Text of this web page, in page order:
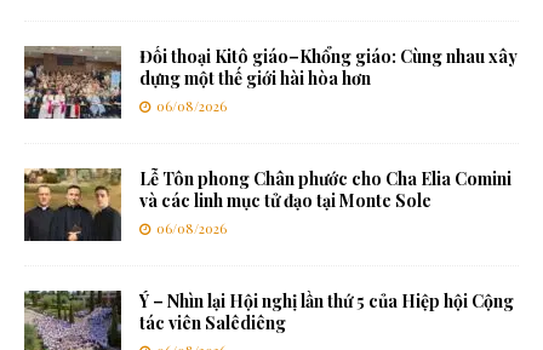
Đối thoại Kitô giáo–Khổng giáo: Cùng nhau xây
dựng một thế giới hài hòa hơn
06/08/2026
Lễ Tôn phong Chân phước cho Cha Elia Comini
và các linh mục tử đạo tại Monte Sole
06/08/2026
Ý – Nhìn lại Hội nghị lần thứ 5 của Hiệp hội Cộng
tác viên Salêdiêng